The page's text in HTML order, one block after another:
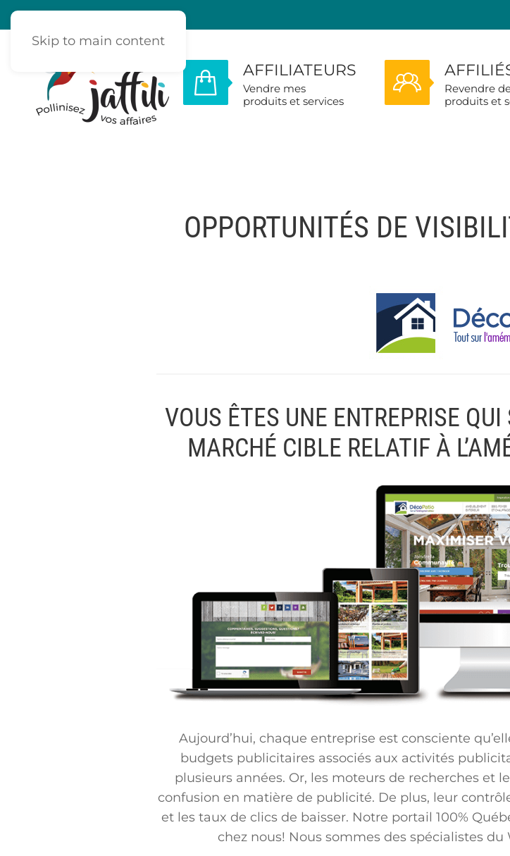
Skip to main content
AFFILIATEURS
Vendre mes
produits et services
Revendre
produits et
OPPORTUNITÉS DE
VOUS ÊTES UNE ENTREPRISE
MARCHÉ CIBLE RELATIF À
Aujourd’hui, chaque entreprise est consciente
budgets publicitaires associés aux activités
plusieurs années. Or, les moteurs de recherches et
confusion en matière de publicité. De plus, leur
et les taux de clics de baisser. Notre portail 100%
chez nous! Nous sommes des spécialistes